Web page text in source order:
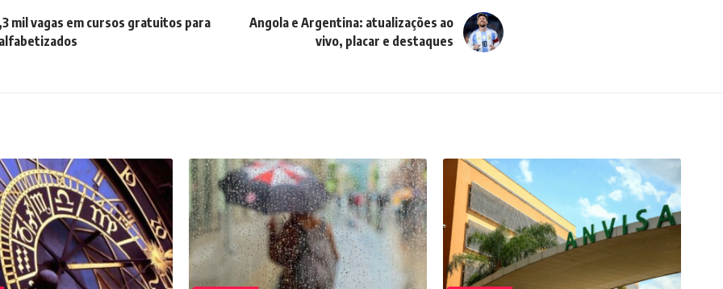
mil vagas em cursos gratuitos para
Angola e Argentina: atualizações ao
vivo, placar e destaques